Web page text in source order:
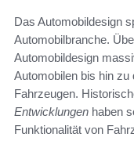
Das Automobildesign
Automobilbranche.
Automobildesign
Automobilen bis hin zu
Fahrzeugen.
Entwicklungen haben
Funktionalität von